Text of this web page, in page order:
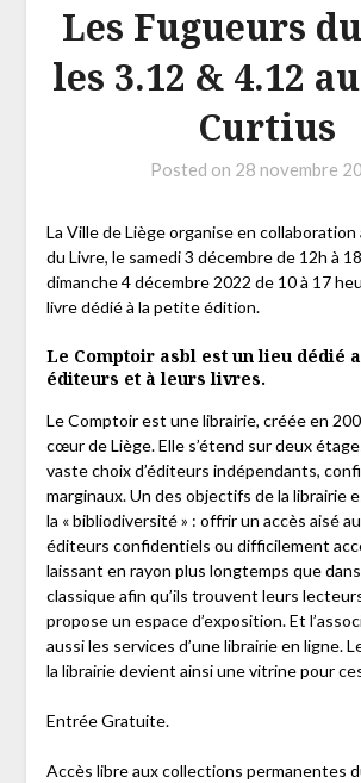
Les Fugueurs
les 3.12 & 4.12
Curtius
Posted on 28 novembre
La Ville de Liège organise en
du Livre, le samedi 3 décembre de 12h à
dimanche 4 décembre 2022 de 10 à 17
livre dédié à la petite édition.
Le Comptoir asbl est un lieu dédié
éditeurs et à leurs livres.
Le Comptoir est une librairie, créée en
cœur de Liège. Elle s’étend sur deux
vaste choix d’éditeurs indépendants,
marginaux. Un des objectifs de la librairie
la « bibliodiversité » : offrir un accès aisé
éditeurs confidentiels ou difficilement
laissant en rayon plus longtemps que
classique afin qu’ils trouvent leurs
propose un espace d’exposition. Et
aussi les services d’une librairie en ligne.
la librairie devient ainsi une vitrine pour
Entrée Gratuite.
Accès libre aux collections permanentes